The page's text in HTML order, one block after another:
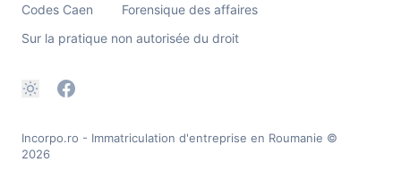
Codes Caen
Forensique des affaires
Sur la pratique non autorisée du droit
Incorpo.ro - Immatriculation d'entreprise en Roumanie ©
2026